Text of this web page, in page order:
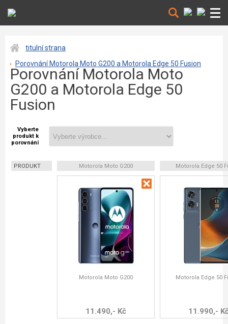
titulní strana
Porovnání Motorola Moto G200 a Motorola Edge 50 Fusion
Porovnání Motorola Moto
G200 a Motorola Edge 50
Fusion
Vyberte
produkt k
porovnání
PRODUKT Motorola Moto G200 Motorola Edge 50
Motorola Moto G200
11.490,- Kč
Motorola Edge 50
11.990,-